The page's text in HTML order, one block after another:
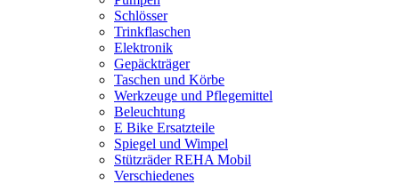
Schlösser
Trinkflaschen
Elektronik
Gepäckträger
Taschen und Körbe
Werkzeuge und Pflegemittel
Beleuchtung
E Bike Ersatzteile
Spiegel und Wimpel
Stützräder REHA Mobil
Verschiedenes